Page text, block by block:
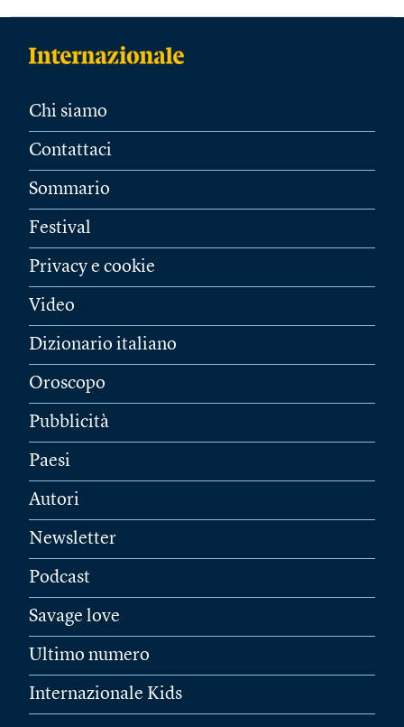
Chi siamo
Contattaci
Sommario
Festival
Privacy e cookie
Video
Dizionario italiano
Oroscopo
Pubblicità
Paesi
Autori
Newsletter
Podcast
Savage love
Ultimo numero
Internazionale Kids